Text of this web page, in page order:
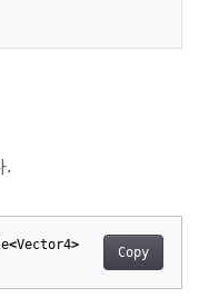
.
Copy
<Vector4>